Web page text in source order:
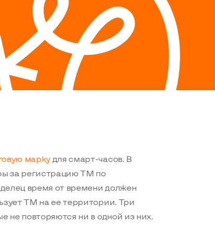
марку для смарт-часов. В
за регистрацию ТМ по
время от времени должен
ТМ на ее территории. Три
не повторяются ни в одной из них.